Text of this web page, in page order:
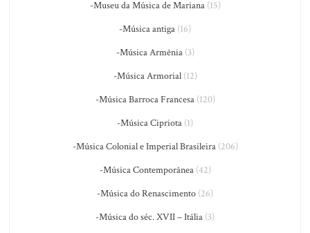
-Museu da Música de Mariana(15)
-Música antiga (16)
-Música Armênia(3)
-Música Armorial(12)
-Música Barroca Francesa(120)
-Música Cipriota (1)
-Música Colonial e Imperial Brasileira(206)
-Música Contemporânea(42)
-Música do Renascimento (26)
-Música do séc. XVII – Itália (3)